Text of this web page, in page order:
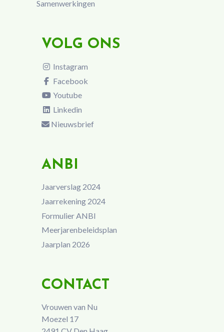
Samenwerkingen
VOLG ONS
Instagram
Facebook
Youtube
Linkedin
Nieuwsbrief
ANBI
Jaarverslag 2024
Jaarrekening 2024
Formulier ANBI
Meerjarenbeleidsplan
Jaarplan 2026
CONTACT
Vrouwen van Nu
Moezel 17